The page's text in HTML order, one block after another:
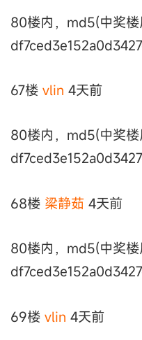
80楼内，md5(中奖
67楼 vlin 4天前
80楼内，md5(中奖
68楼 梁静茹 4天前
80楼内，md5(中奖
69楼 vlin 4天前